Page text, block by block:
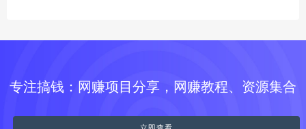
专注搞钱：网赚项目分享，网赚教程、资源集合